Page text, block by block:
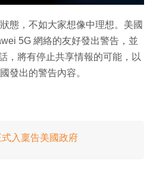
態，不如大家想像中理想。美國
5G 網絡的友好發出警告，並
，將有停止共享情報的可能，以
發出的警告內容。
式入稟告美國政府